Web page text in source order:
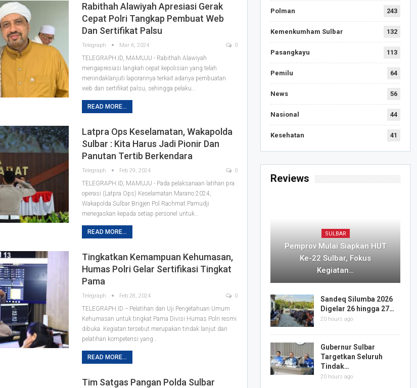
Rabithah Alawiyah Apresiasi Gerak
Cepat Polri Tangkap Pembuat Web
Dan Sertifikat Palsu
Telegraph Mar 6, 2024 0
TELEGRAPH.ID, MAMUJU - Rabithah Alawiyah
mengapresiasi langkah cepat kepolisian yang telah
menindaklanjuti laporannya terkait adanya pembuatan
web dan sertifikat palsu, sehingga pelaku…
READ MORE...
Latpra Ops Keselamatan, Wakapolda
Sulbar : Kita Harus Jadi Pionir Dan
Panutan Tertib Berkendara
Telegraph Feb 29, 2024 0
TELEGRAPH.ID, MAMUJU - Pada pelaksanaan latihan pra
operasi (Latpra Ops) Keselamatan Marano 2024,
Wakapolda Sulbar Brigjen Pol Rachmat Pamudji
menegaskan kepada setiap personel untuk…
READ MORE...
Tingkatkan Kemampuan Kehumasan,
Humas Polri Gelar Sertifikasi Tingkat
Pama
Telegraph Feb 28, 2024 0
TELEGRAPH.ID -- Pelatihan dan Uji Pengetahuan Umum
Kehumasan untuk tingkat Pama Divisi Humas Polri resmi
dibuka. Kegiatan tersebut merupakan tindak lanjut dari
pelatihan kompetensi yang…
READ MORE...
Tim Satgas Pangan Polda Sulbar
Polman 243
Kemenkumham Sulbar 132
Pasangkayu 113
Pemilu 64
News 56
Nasional 44
Kesehatan 41
Reviews
SULBAR
Pemprov Mulai Siapkan HUT
Ke-22 Sulbar, Fokus
Kegiatan…
Sandeq Silumba 2026
Digelar 26 hingga 27…
20 hours ago
Gubernur Sulbar
Targetkan Seluruh
Tindak…
20 hours ago